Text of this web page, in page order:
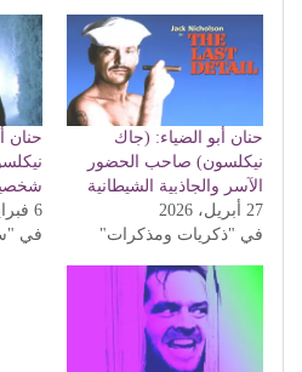
حنان أبو الضياء: (جاك
نيكلسون) صاحب الحضور
الآسر والجاذبية الشيطانية
27 أبريل، 2026
في "ذكريات ومذكرات"
حنان
6 فبراير، 2026
في